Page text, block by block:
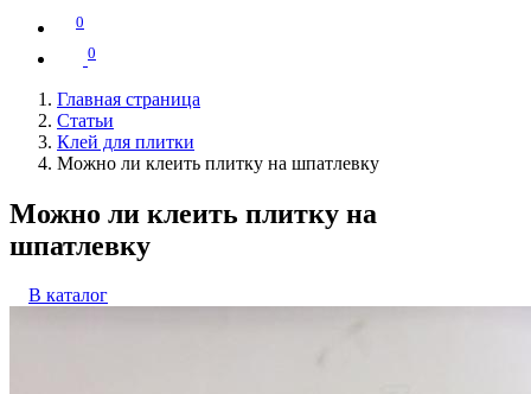
0
0
Главная страница
Статьи
Клей для плитки
Можно ли клеить плитку на шпатлевку
Можно ли клеить плитку на
шпатлевку
В каталог